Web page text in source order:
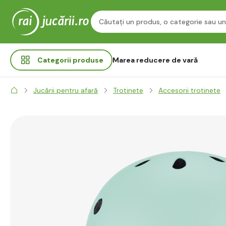
Categorii produse Marea reducere de vară
Jucării pentru afară Trotinete Accesorii trotinete